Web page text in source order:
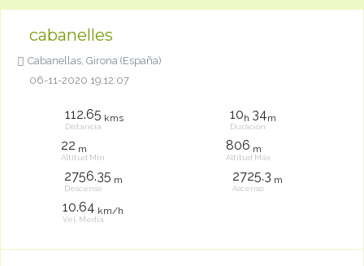
cabanelles
Cabanellas, Girona (España)
06-11-2020 19:12:07
112.65 kms
Distancia
10h 34m
Duración
22 m
Altitud Mín
806 m
Altitud Máx
2756.35 m
Descenso
2725.3 m
Ascenso
10.64 km/h
Vel. Media